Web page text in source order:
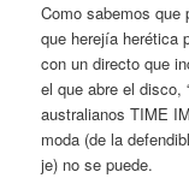
Como sabemos que
que herejía herética
con un directo que
el que abre el disco,
australianos TIME
moda (de la
je) no se puede.